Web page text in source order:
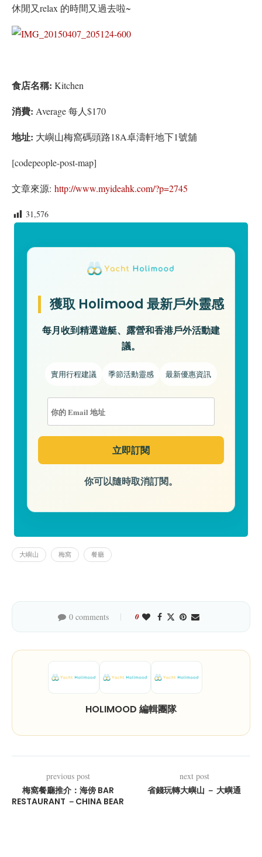
休閒又relax 的時間又過去啦~
食店名稱: Kitchen
消費: Average 每人$170
地址: 大嶼山梅窩碼頭路18A卓濤軒地下1號舖
[codepeople-post-map]
文章來源: http://www.myideahk.com/?p=2745
31,576
獲取 Holimood 最新戶外靈感
每月收到精選遊艇、露營和香港戶外活動建
議。
實用行程建議 季節活動靈感 最新優惠資訊
你可以隨時取消訂閱。
大嶼山 梅窩 餐廳
0 comments 0
HOLIMOOD 編輯團隊
previous post
梅窩餐廳推介：海傍 BAR
RESTAURANT －CHINA BEAR
next post
省錢玩轉大嶼山 － 大嶼通